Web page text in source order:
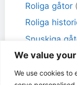
We value
We use cookies to
Roliga gåtor
Roliga
Snuskiga
Snuskiga
Sportskämt